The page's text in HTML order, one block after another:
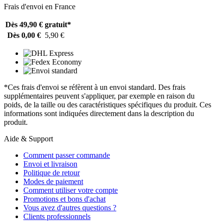
Frais d'envoi en France
Dès 49,90 € gratuit*
Dès 0,00 € 5,90 €
*Ces frais d'envoi se réfèrent à un envoi standard. Des frais
supplémentaires peuvent s'appliquer, par exemple en raison du
poids, de la taille ou des caractéristiques spécifiques du produit. Ces
informations sont indiquées directement dans la description du
produit.
Aide & Support
Comment passer commande
Envoi et livraison
Politique de retour
Modes de paiement
Comment utiliser votre compte
Promotions et bons d'achat
Vous avez d'autres questions ?
Clients professionnels